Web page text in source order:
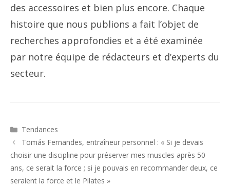
des accessoires et bien plus encore. Chaque
histoire que nous publions a fait l’objet de
recherches approfondies et a été examinée
par notre équipe de rédacteurs et d’experts du
secteur.
Catégories
Tendances
Navigation
des
Tomás Fernandes, entraîneur personnel : « Si je devais
choisir une discipline pour préserver mes muscles après 50
ans, ce serait la force ; si je pouvais en recommander deux, ce
seraient la force et le Pilates »